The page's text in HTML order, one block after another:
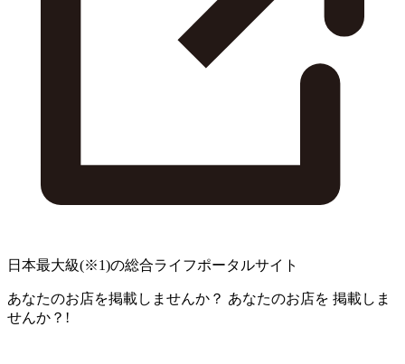
日本最大級(※1)の総合ライフポータルサイト
あなたのお店を掲載しませんか？ あなたのお店を 掲載しま
せんか？!